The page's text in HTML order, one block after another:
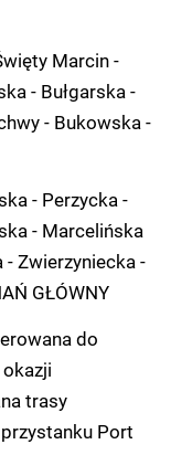
Marcin -
- Bułgarska -
- Bukowska -
- Perzycka -
- Marcelińska
- Zwierzyniecka -
GŁÓWNY
do
okazji
trasy
Port